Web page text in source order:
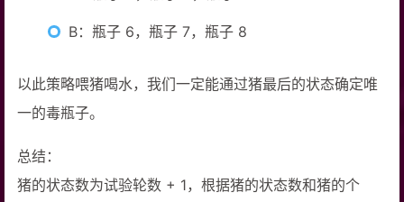
B：瓶子 6，瓶子 7，瓶子 8
以此策略喂猪喝水，我们一定能通过猪最后的状态确定唯
一的毒瓶子。
总结：
猪的状态数为试验轮数 + 1，根据猪的状态数和猪的个